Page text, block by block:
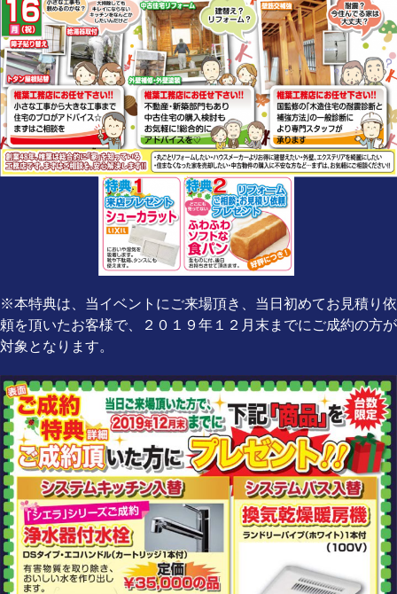
※本特典は、当イベントにご来場頂き、当日初めてお見積り依
頼を頂いたお客様で、２０１９年１２月末までにご成約の方が
対象となります。